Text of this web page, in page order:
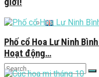
Phố cổ Hoa Lư Ninh
Hoạt động…